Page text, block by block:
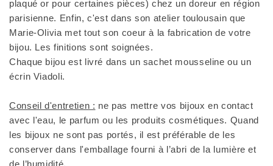
plaqué or pour certaines pièces) chez un doreur en région
parisienne. Enfin, c'est dans son atelier toulousain que
Marie-Olivia met tout son coeur à la fabrication de votre
bijou. Les finitions sont soignées.
Chaque bijou est livré dans un sachet mousseline ou un
écrin Viadoli.
Conseil d'entretien : ne pas mettre vos bijoux en contact
avec l'eau, le parfum ou les produits cosmétiques. Quand
les bijoux ne sont pas portés, il est préférable de les
conserver dans l'emballage fourni à l’abri de la lumière et